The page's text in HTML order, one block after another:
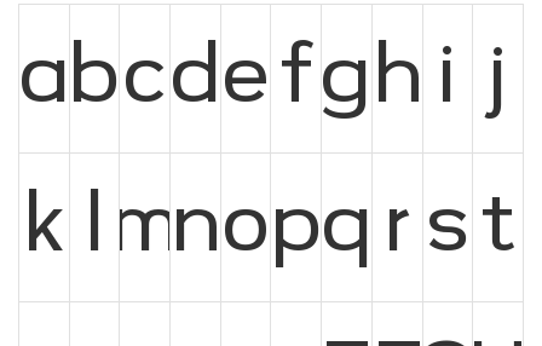
abcd efg h i j
k
mnopq r s t